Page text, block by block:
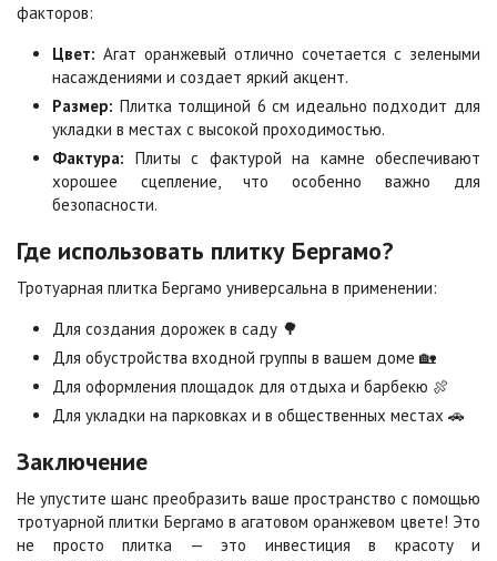
Цена по запросу Цена по запросу
Сорренто
Цена по запросу
Степь
Цена по запросу
Цена по запросу Цена по запросу
Черная
Цена по запросу Цена по запросу
Шафран Янтарь
Яшма
Цена по запросу
факторов:
Цвет: Агат оранжевый отлично сочетается с зелеными
насаждениями и создает яркий акцент.
Размер: Плитка толщиной 6 см идеально подходит для
укладки в местах с высокой проходимостью.
Фактура: Плиты с фактурой на камне обеспечивают
хорошее сцепление, что особенно важно для
безопасности.
Где использовать плитку Бергамо?
Тротуарная плитка Бергамо универсальна в применении:
Для создания дорожек в саду 🌳
Для обустройства входной группы в вашем доме 🏡
Для оформления площадок для отдыха и барбекю 🍖
Для укладки на парковках и в общественных местах 🚗
Заключение
Не упустите шанс преобразить ваше пространство с помощью
тротуарной плитки Бергамо в агатовом оранжевом цвете! Это
не просто плитка — это инвестиция в красоту и